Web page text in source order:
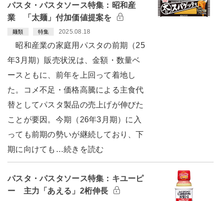
パスタ・パスタソース特集：昭和産
業 「太麺」付加価値提案を
麺類 特集 2025.08.18
昭和産業の家庭用パスタの前期（25
年3月期）販売状況は、金額・数量ベ
ースともに、前年を上回って着地し
た。コメ不足・価格高騰による主食代
替としてパスタ製品の売上げが伸びた
ことが要因。今期（26年3月期）に入
っても前期の勢いが継続しており、下
期に向けても…続きを読む
パスタ・パスタソース特集：キユーピ
ー 主力「あえる」2桁伸長